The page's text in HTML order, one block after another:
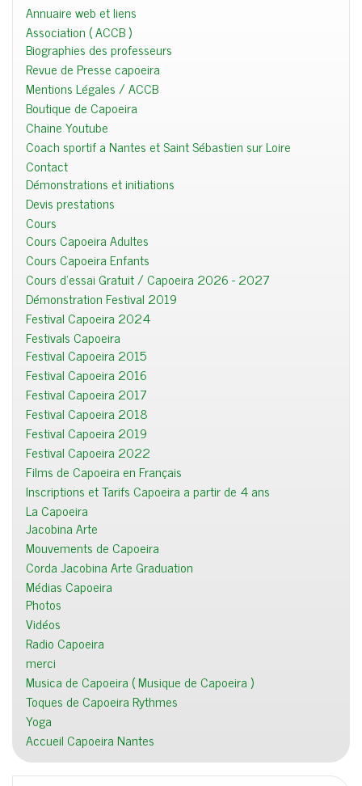
Annuaire web et liens
Association ( ACCB )
Biographies des professeurs
Revue de Presse capoeira
Mentions Légales / ACCB
Boutique de Capoeira
Chaine Youtube
Coach sportif a Nantes et Saint Sébastien sur Loire
Contact
Démonstrations et initiations
Devis prestations
Cours
Cours Capoeira Adultes
Cours Capoeira Enfants
Cours d'essai Gratuit / Capoeira 2026 - 2027
Démonstration Festival 2019
Festival Capoeira 2024
Festivals Capoeira
Festival Capoeira 2015
Festival Capoeira 2016
Festival Capoeira 2017
Festival Capoeira 2018
Festival Capoeira 2019
Festival Capoeira 2022
Films de Capoeira en Français
Inscriptions et Tarifs Capoeira a partir de 4 ans
La Capoeira
Jacobina Arte
Mouvements de Capoeira
Corda Jacobina Arte Graduation
Médias Capoeira
Photos
Vidéos
Radio Capoeira
merci
Musica de Capoeira ( Musique de Capoeira )
Toques de Capoeira Rythmes
Yoga
Accueil Capoeira Nantes